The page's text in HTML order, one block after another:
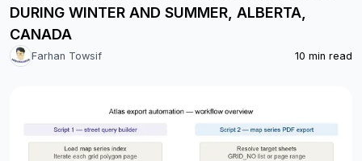
DURING WINTER AND SUMMER, ALBERTA,
CANADA
Farhan Towsif 10 min read